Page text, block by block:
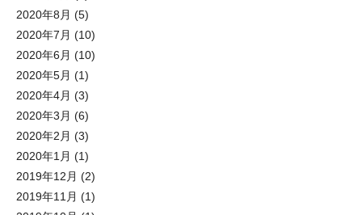
2020年8月 (5)
2020年7月 (10)
2020年6月 (10)
2020年5月 (1)
2020年4月 (3)
2020年3月 (6)
2020年2月 (3)
2020年1月 (1)
2019年12月 (2)
2019年11月 (1)